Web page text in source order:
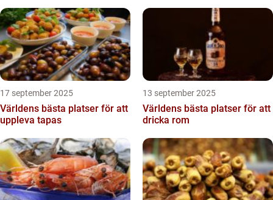
17 september 2025
Världens bästa platser för att
uppleva tapas
13 september 2025
Världens bästa platser för att
dricka rom